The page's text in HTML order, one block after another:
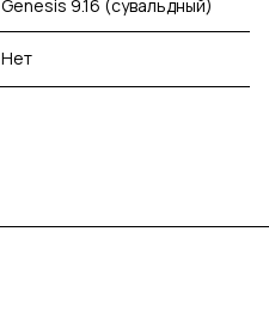
Genesis 9.16 (сувальдный)
Нет